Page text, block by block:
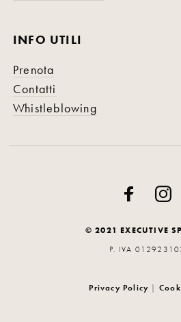
INFO UTILI
Prenota
Contatti
Whistleblowing
© 2021 EXECUTIVE
P. IVA
Privacy Policy |